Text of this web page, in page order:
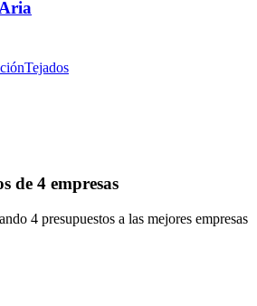
Tejados
de 4 empresas
4 presupuestos a las mejores empresas